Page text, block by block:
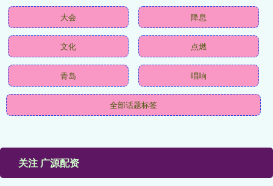
大会 降息
文化 点燃
青岛 唱响
全部话题标签
关注 广源配资